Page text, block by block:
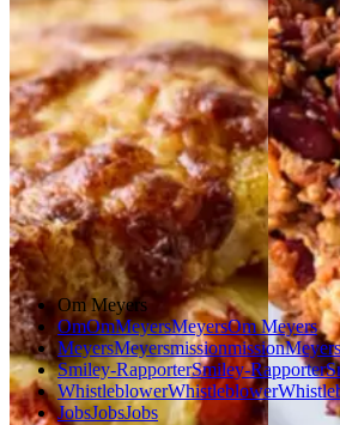
Gem opskrift
Frokost
Aftensmad
Vegetarisk
Gem
Om Meyers
OmOmMeyersMeyersOm Meyers
MeyersMeyersmissionmission
Smiley-RapporterSmiley-Rapporter
WhistleblowerWhistleblower
JobsJobsJobs